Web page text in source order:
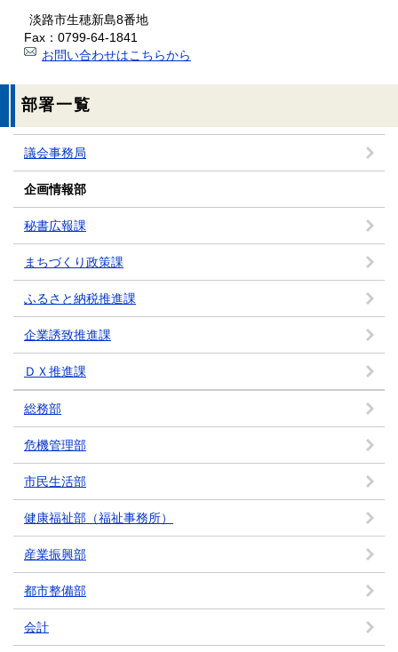
部署一覧
議会事務局
企画情報部
秘書広報課
まちづくり政策課
ふるさと納税推進課
企業誘致推進課
ＤＸ推進課
総務部
危機管理部
市民生活部
健康福祉部（福祉事務所）
産業振興部
都市整備部
会計
淡路市生穂新島8番地
Fax：0799-64-1841
お問い合わせはこちらから